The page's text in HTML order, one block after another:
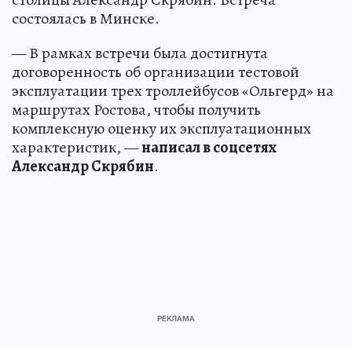
состоялась в Минске.
— В рамках встречи была достигнута
договоренность об организации тестовой
эксплуатации трех троллейбусов «Ольгерд» на
маршрутах Ростова, чтобы получить
комплексную оценку их эксплуатационных
характеристик, —написал в соцсетях
Александр Скрябин.